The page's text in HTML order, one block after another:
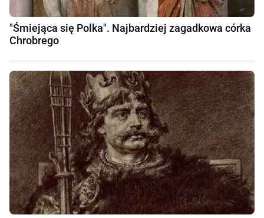
"Śmiejąca się Polka". Najbardziej zagadkowa córka
Chrobrego